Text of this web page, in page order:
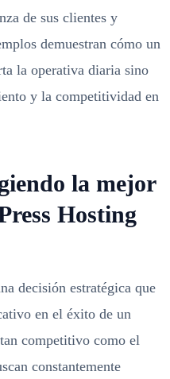
de sus clientes y
demuestran cómo un
la operativa diaria sino
y la competitividad en
la mejor
Hosting
decisión estratégica que
en el éxito de un
competitivo como el
constantemente